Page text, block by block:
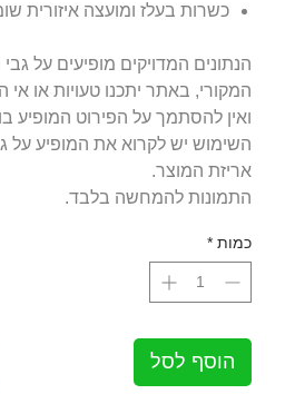
כשרות בעלז ומועצה איזורית
הנתונים המדויקים מופיעים על
המקורי, באתר יתכנו טעויות או
ואין להסתמך על הפירוט המופיע
השימוש יש לקרוא את המופיע על
אריזת המוצר.
התמונות להמחשה בלבד.
כמות *
הוסף לסל